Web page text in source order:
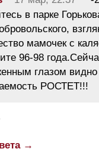
в парке
мамочек с
96-98
глазом видно
РОСТЕТ!!!
→